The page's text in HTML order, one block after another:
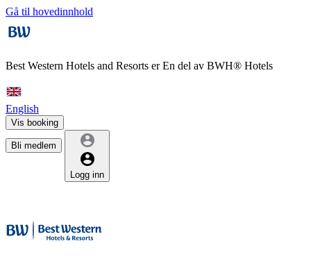
Gå til hovedinnhold
Best Western Hotels and Resorts erEn del av BWH® Hotels
English
Vis booking
Bli medlem
Logg inn